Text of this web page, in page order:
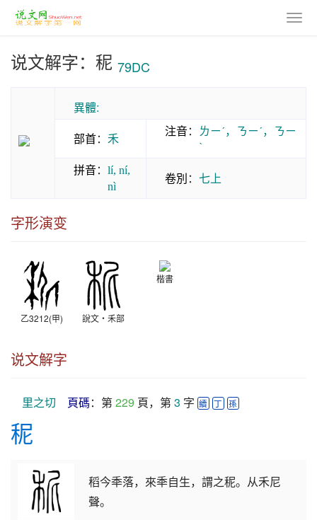
说文解字：秜 79DC
異體:
部首： 禾 注音： ㄌㄧˊ，ㄋㄧˊ，ㄋㄧ
ˋ
拼音：
lí, ní,
nì
卷別： 七上
字形演变
乙3212(甲) 說文‧禾部
楷書
说文解字
里之切 頁碼：第 229 頁，第 3 字 續 丁 孫
秜
稻今秊落，來秊自生，謂之秜。从禾尼
聲。